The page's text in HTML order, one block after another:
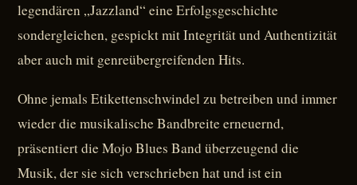
legendären „Jazzland“ eine Erfolgsgeschichte
sondergleichen, gespickt mit Integrität und Authentizität
aber auch mit genreübergreifenden Hits.
Ohne jemals Etikettenschwindel zu betreiben und immer
wieder die musikalische Bandbreite erneuernd,
präsentiert die Mojo Blues Band überzeugend die
Musik, der sie sich verschrieben hat und ist ein